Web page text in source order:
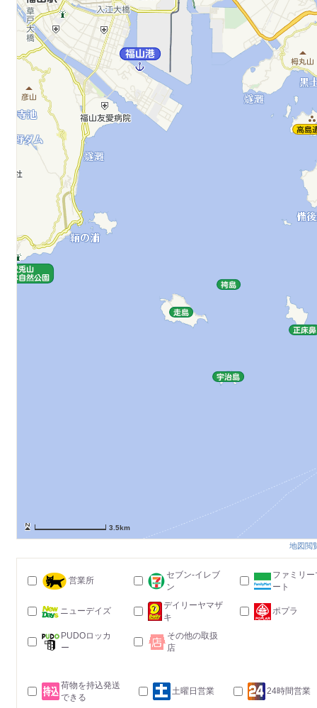
3.5km
地図閲
営業所
セブン-イレブ
ン
ファミリー
ート
ニューデイズ
デイリーヤマザ
キ
ポプラ
PUDOロッカ
ー
その他の取扱
店
荷物を持込発送
できる
土曜日営業 24時間営業